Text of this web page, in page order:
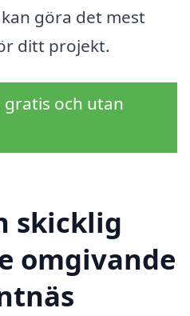
göra det mest
ditt projekt.
gratis och utan
skicklig
omgivande